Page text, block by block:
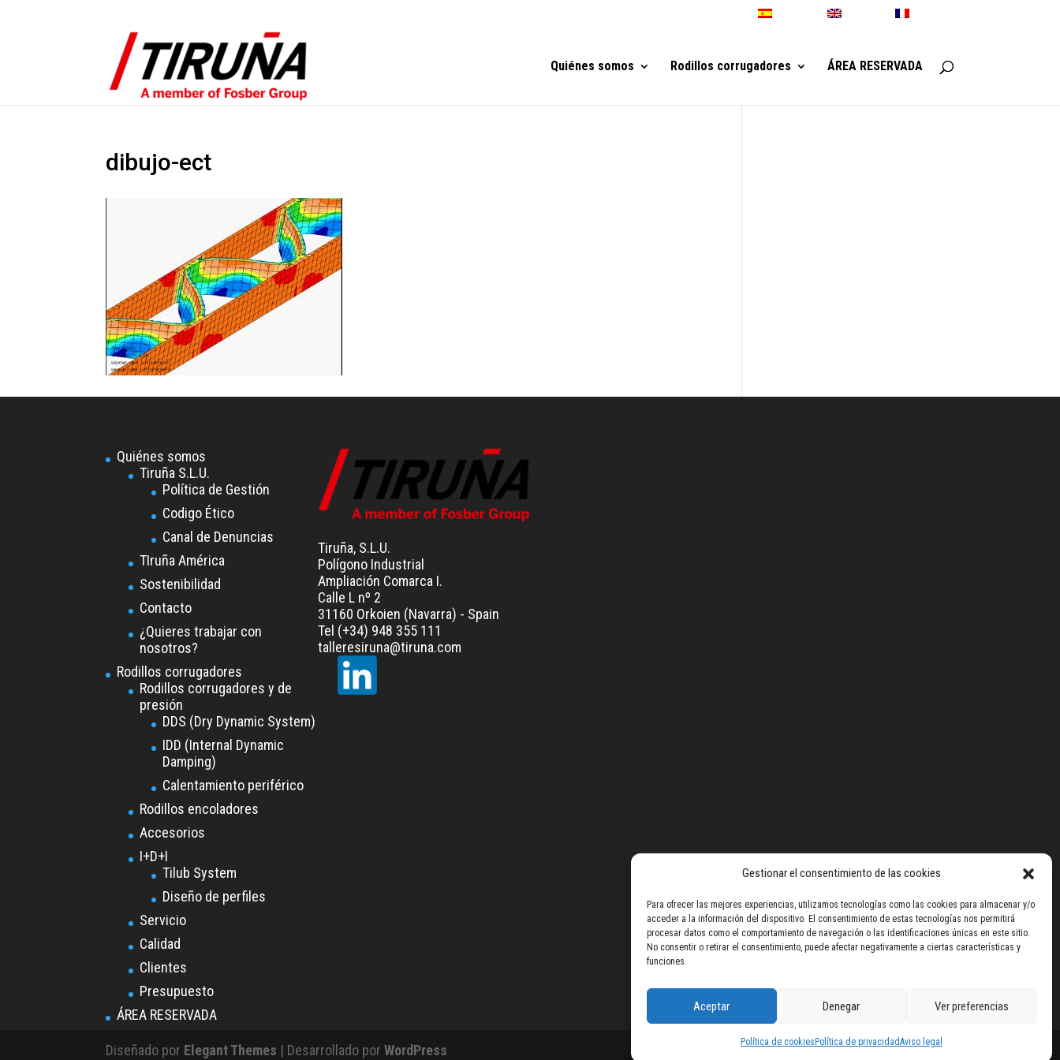
Gestionar el consentimiento de las cookies
Para ofrecer las mejores experiencias, utilizamos tecnologías como las cookies para almacenar y/o
acceder a la información del dispositivo. El consentimiento de estas tecnologías nos permitirá
procesar datos como el comportamiento de navegación o las identificaciones únicas en este sitio.
No consentir o retirar el consentimiento, puede afectar negativamente a ciertas características y
funciones.
Aceptar Denegar Ver preferencias
Política de cookies Política de privacidadAviso legal
Quiénes somos Rodillos corrugadores ÁREA RESERVADA
dibujo-ect
Quiénes somos
Tiruña S.L.U.
Política de Gestión
Codigo Ético
Canal de Denuncias
TIruña América
Sostenibilidad
Contacto
¿Quieres trabajar con
nosotros?
Rodillos corrugadores
Rodillos corrugadores y de
presión
DDS (Dry Dynamic System)
IDD (Internal Dynamic
Damping)
Calentamiento periférico
Rodillos encoladores
Accesorios
I+D+I
Tilub System
Diseño de perfiles
Servicio
Calidad
Clientes
Presupuesto
ÁREA RESERVADA
Tiruña, S.L.U.
Polígono Industrial
Ampliación Comarca I.
Calle L nº 2
31160 Orkoien (Navarra) - Spain
Tel (+34) 948 355 111
talleresiruna@tiruna.com
Diseñado por Elegant Themes | Desarrollado porWordPress